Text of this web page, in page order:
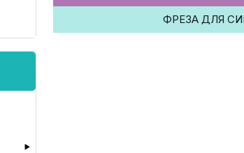
ФРЕЗА ДЛЯ